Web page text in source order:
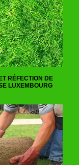
RÉFECTION DE
LUXEMBOURG